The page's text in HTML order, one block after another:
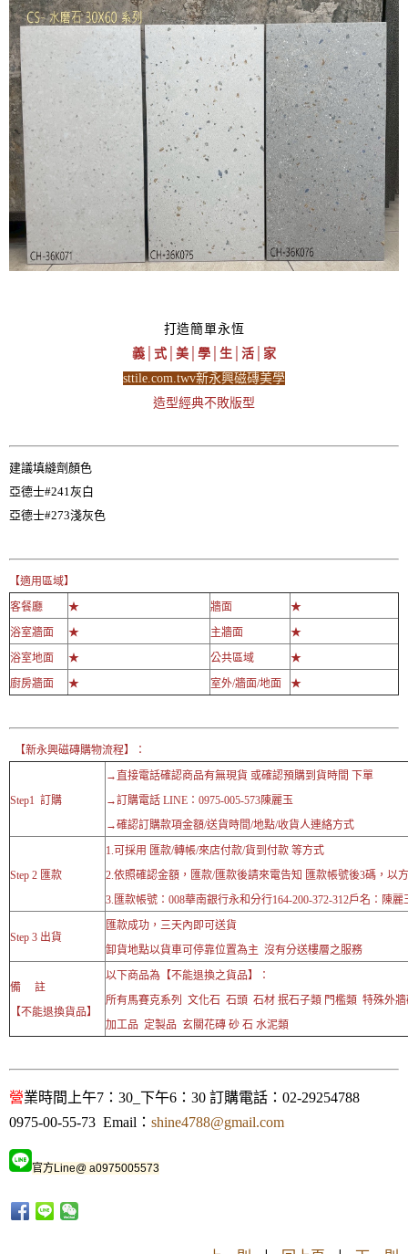
打造簡單永恆
義│式│美│學│生│活│家
sttile.com.twv新永興磁磚美學
造型經典不敗版型
建議填縫劑顏色
亞德士#241灰白
亞德士#273淺灰色
【適用區域】
客餐廳
★ 牆面
★
浴室牆面
★ 主牆面
★
浴室地面
★ 公共區域
★
廚房牆面
★ 室外/牆面/地面 ★
【新永興磁磚購物流程】：
Step1 訂購
→直接電話確認商品有無現貨 或確認預購到貨時間 下單
→訂購電話 LINE：0975-005-573陳麗玉
→確認訂購款項金額/送貨時間/地點/收貨人連絡方式
Step 2 匯款
1.可採用 匯款/轉帳/來店付款/貨到付款 等方式
2.依照確認金額，匯款/匯款後請來電告知 匯款帳號後3碼，以
3.匯款帳號：008華南銀行永和分行164-200-372-312戶名：陳麗
Step 3 出貨
匯款成功，三天內即可送貨
卸貨地點以貨車可停靠位置為主 沒有分送樓層之服務
備 註
【不能退換貨品】
以下商品為【不能退換之貨品】：
所有馬賽克系列 文化石 石頭 石材 抿石子類 門檻類 特殊外
加工品 定製品 玄關花磚 砂 石 水泥類
營業時間上午7：30_下午6：30 訂購電話：02-29254788
0975-00-55-73 Email： shine4788@gmail.com
官方Line@ a0975005573